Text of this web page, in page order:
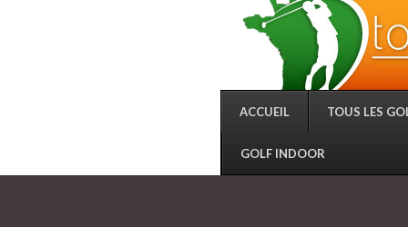
ACCUEIL TOUS LES
GOLF INDOOR